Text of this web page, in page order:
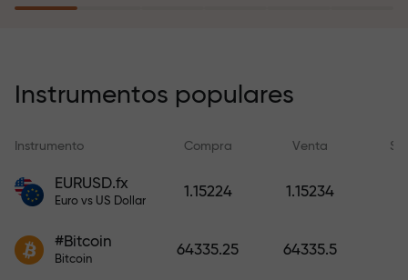
recargar su cuenta.
compensa sus pérdidas y
garantiza triplicar el beneficio
tranquilidad: su capital está
bono mil veces mayor que su
Instrumentos populares
Instrumento Compra Venta
EURUSD.fx
Euro vs US Dollar
1.15224 1.15234
#Bitcoin
Bitcoin
64335.25 64335.5